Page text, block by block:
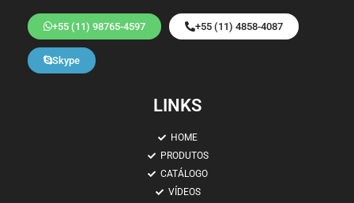
+55 (11) 98765-4597 +55 (11) 4858-4087
Skype
LINKS
HOME
PRODUTOS
CATÁLOGO
VÍDEOS